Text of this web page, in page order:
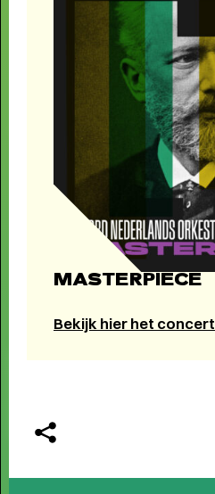
MASTERPIECE
Bekijk hier het concert